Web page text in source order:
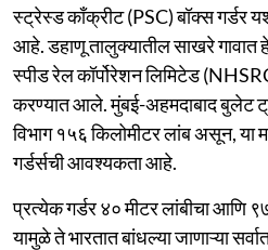
स्ट्रेस्ड काँक्रीट (PSC) बॉक्स गर्डर
आहे. डहाणू तालुक्यातील साखरे गावात
स्पीड रेल कॉर्पोरेशन लिमिटेड
करण्यात आले. मुंबई-अहमदाबाद बुलेट
विभाग १५६ किलोमीटर लांब असून, या
गर्डर्सची आवश्यकता आहे.
प्रत्येक गर्डर ४० मीटर लांबीचा आणि
यामुळे ते भारतात बांधल्या जाणाऱ्या